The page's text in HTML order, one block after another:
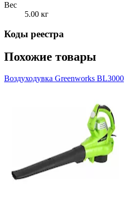
Вес
5.00 кг
Коды реестра
Похожие товары
Воздуходувка Greenworks BL3000